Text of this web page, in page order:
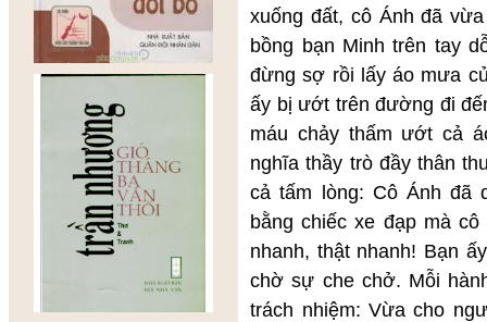
xuống đất, cô Ánh đã
bồng bạn Minh trên tay
đừng sợ rồi lấy áo mưa
ấy bị ướt trên đường đi
máu chảy thấm ướt cả
nghĩa thầy trò đầy thân
cả tấm lòng: Cô Ánh đã
bằng chiếc xe đạp mà
nhanh, thật nhanh! Bạn
chờ sự che chở. Mỗi
trách nhiệm: Vừa cho